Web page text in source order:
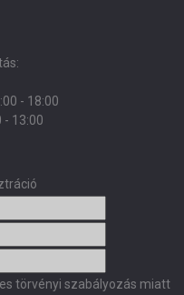
- 18:00
- 13:00
törvényi szabályozás miatt